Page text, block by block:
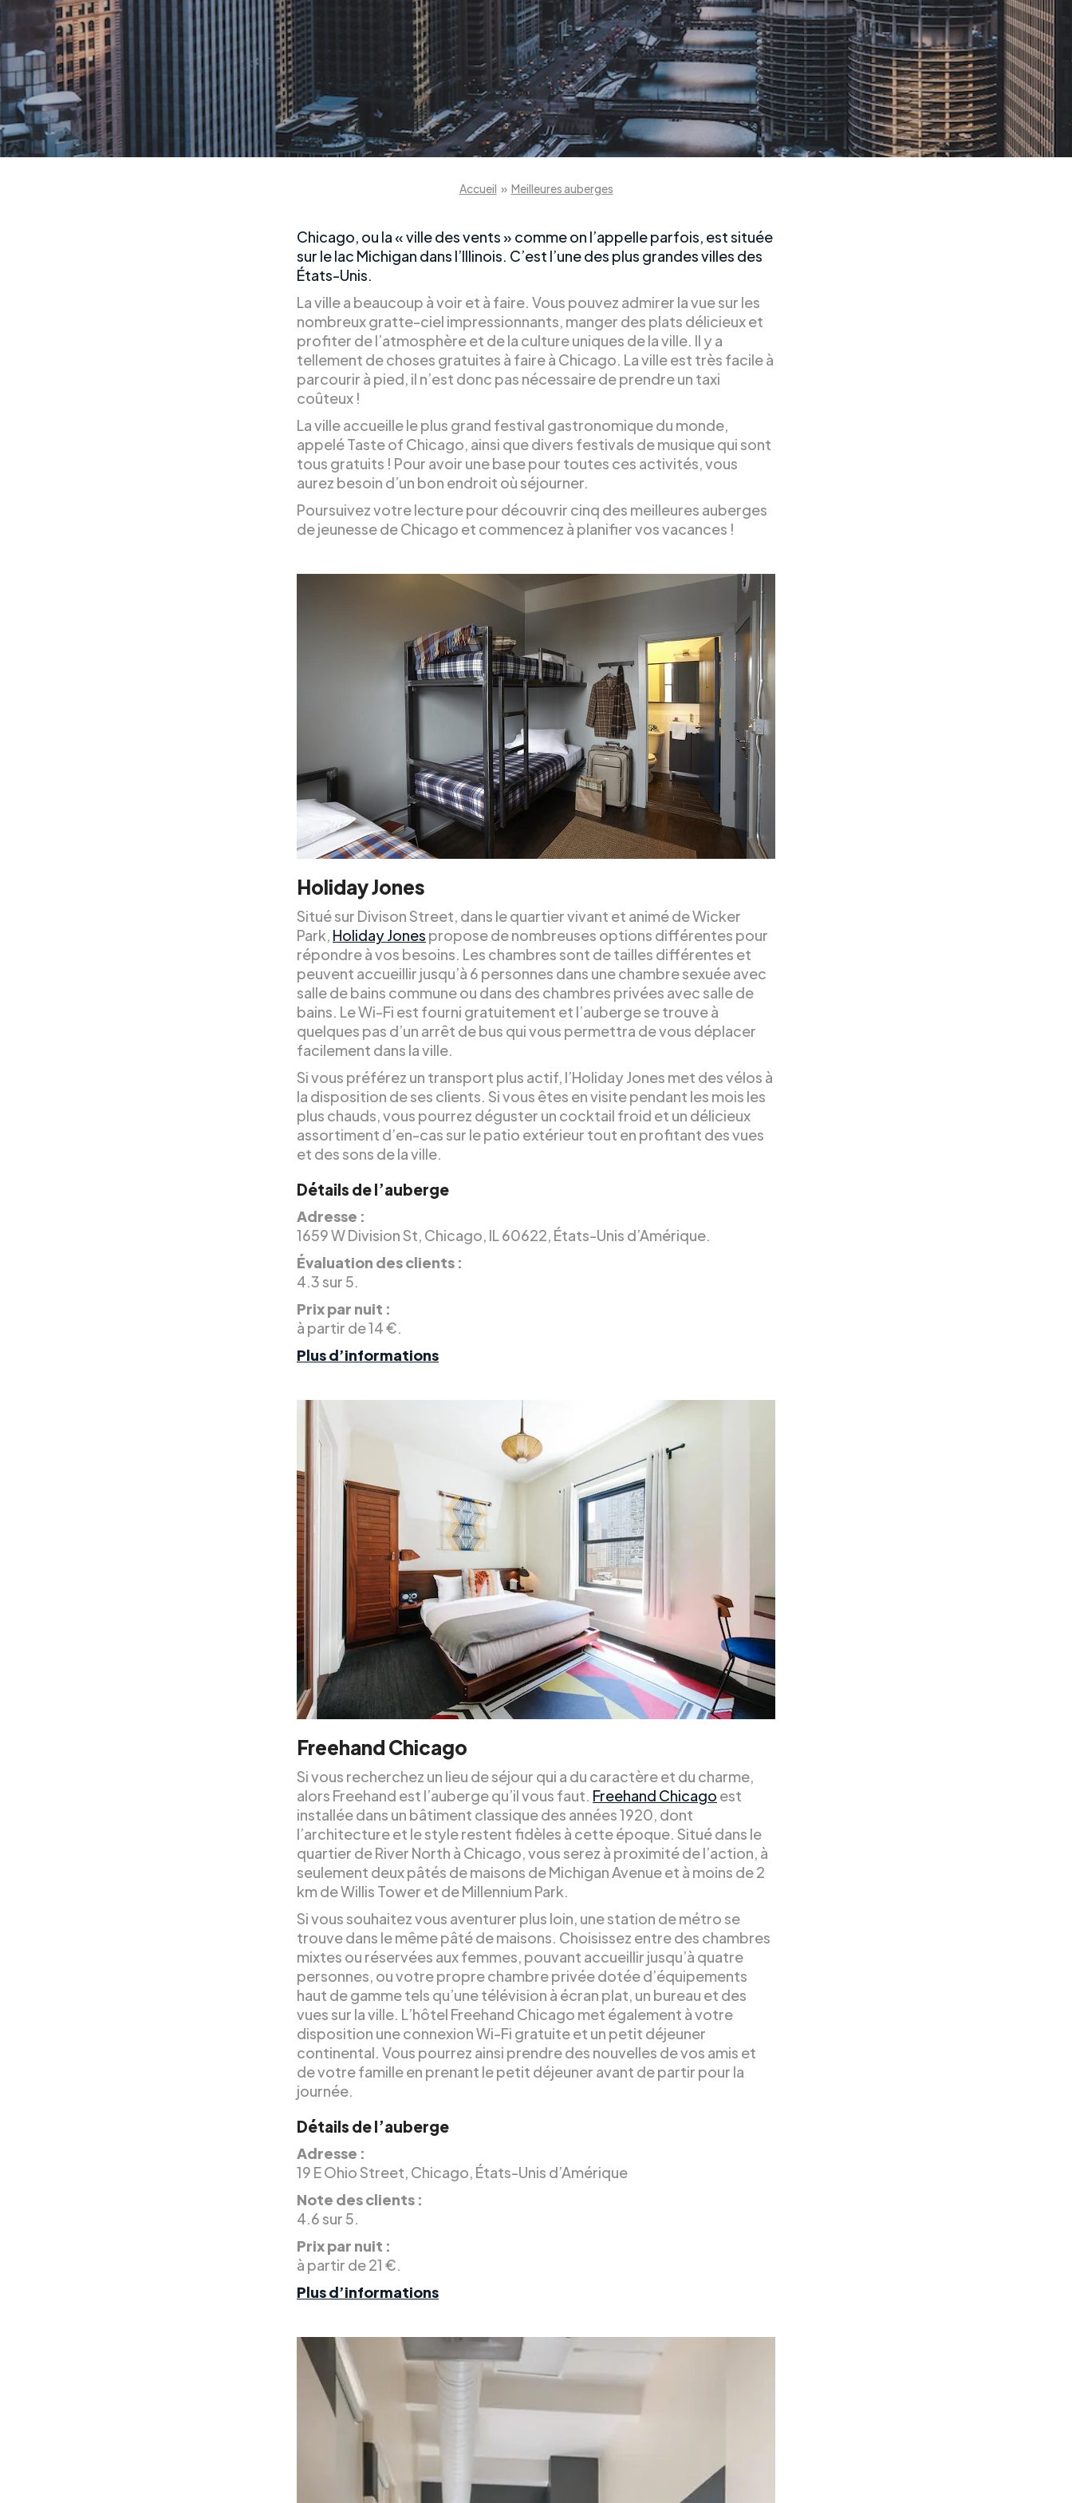
Accueil » Meilleures auberges
Chicago, ou la « ville des vents » comme on l’appelle parfois, est située
sur le lac Michigan dans l’Illinois. C’est l’une des plus grandes villes des
États-Unis.
La ville a beaucoup à voir et à faire. Vous pouvez admirer la vue sur les
nombreux gratte-ciel impressionnants, manger des plats délicieux et
profiter de l’atmosphère et de la culture uniques de la ville. Il y a
tellement de choses gratuites à faire à Chicago. La ville est très facile à
parcourir à pied, il n’est donc pas nécessaire de prendre un taxi
coûteux !
La ville accueille le plus grand festival gastronomique du monde,
appelé Taste of Chicago, ainsi que divers festivals de musique qui sont
tous gratuits ! Pour avoir une base pour toutes ces activités, vous
aurez besoin d’un bon endroit où séjourner.
Poursuivez votre lecture pour découvrir cinq des meilleures auberges
de jeunesse de Chicago et commencez à planifier vos vacances !
Holiday Jones
Situé sur Divison Street, dans le quartier vivant et animé de Wicker
Park, Holiday Jones propose de nombreuses options différentes pour
répondre à vos besoins. Les chambres sont de tailles différentes et
peuvent accueillir jusqu’à 6 personnes dans une chambre sexuée avec
salle de bains commune ou dans des chambres privées avec salle de
bains. Le Wi-Fi est fourni gratuitement et l’auberge se trouve à
quelques pas d’un arrêt de bus qui vous permettra de vous déplacer
facilement dans la ville.
Si vous préférez un transport plus actif, l’Holiday Jones met des vélos à
la disposition de ses clients. Si vous êtes en visite pendant les mois les
plus chauds, vous pourrez déguster un cocktail froid et un délicieux
assortiment d’en-cas sur le patio extérieur tout en profitant des vues
et des sons de la ville.
Détails de l’auberge
Adresse :
1659 W Division St, Chicago, IL 60622, États-Unis d’Amérique.
Évaluation des clients :
4.3 sur 5.
Prix par nuit :
à partir de 14 €.
Plus d’informations
Freehand Chicago
Si vous recherchez un lieu de séjour qui a du caractère et du charme,
alors Freehand est l’auberge qu’il vous faut. Freehand Chicago est
installée dans un bâtiment classique des années 1920, dont
l’architecture et le style restent fidèles à cette époque. Situé dans le
quartier de River North à Chicago, vous serez à proximité de l’action, à
seulement deux pâtés de maisons de Michigan Avenue et à moins de 2
km de Willis Tower et de Millennium Park.
Si vous souhaitez vous aventurer plus loin, une station de métro se
trouve dans le même pâté de maisons. Choisissez entre des chambres
mixtes ou réservées aux femmes, pouvant accueillir jusqu’à quatre
personnes, ou votre propre chambre privée dotée d’équipements
haut de gamme tels qu’une télévision à écran plat, un bureau et des
vues sur la ville. L’hôtel Freehand Chicago met également à votre
disposition une connexion Wi-Fi gratuite et un petit déjeuner
continental. Vous pourrez ainsi prendre des nouvelles de vos amis et
de votre famille en prenant le petit déjeuner avant de partir pour la
journée.
Détails de l’auberge
Adresse :
19 E Ohio Street, Chicago, États-Unis d’Amérique
Note des clients :
4.6 sur 5.
Prix par nuit :
à partir de 21 €.
Plus d’informations